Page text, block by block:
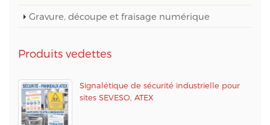
Gravure, découpe et fraisage numérique
Produits vedettes
Signalétique de sécurité industrielle pour
sites SEVESO, ATEX